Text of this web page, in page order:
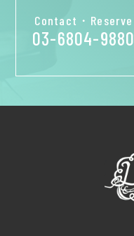
Contact・Reserve
03-6804-9880